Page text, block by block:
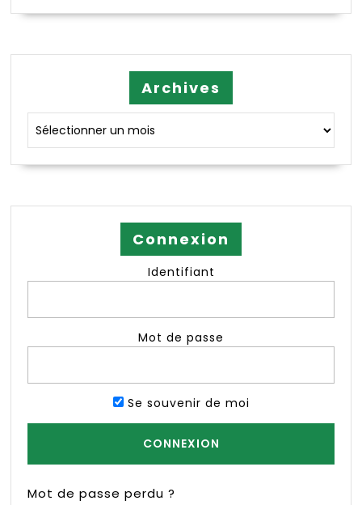
Archives
Connexion
Identifiant
Mot de passe
Se souvenir de moi
Mot de passe perdu ?